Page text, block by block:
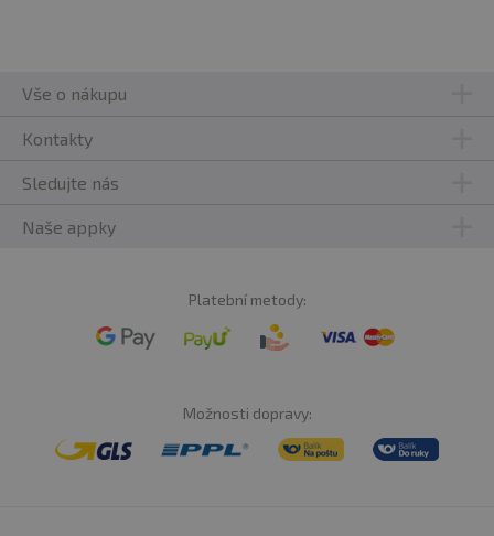
Vše o nákupu
Kontakty
Sledujte nás
Naše appky
Platební metody:
Možnosti dopravy: